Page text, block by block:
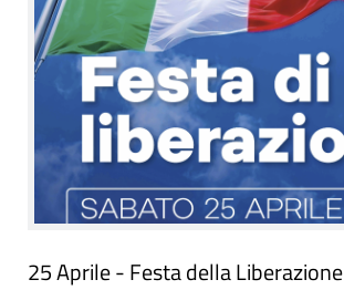
25 Aprile - Festa della Liberazione